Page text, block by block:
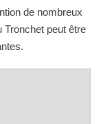
de nombreux
Tronchet peut être